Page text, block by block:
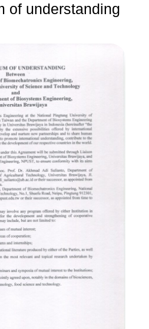
of understanding